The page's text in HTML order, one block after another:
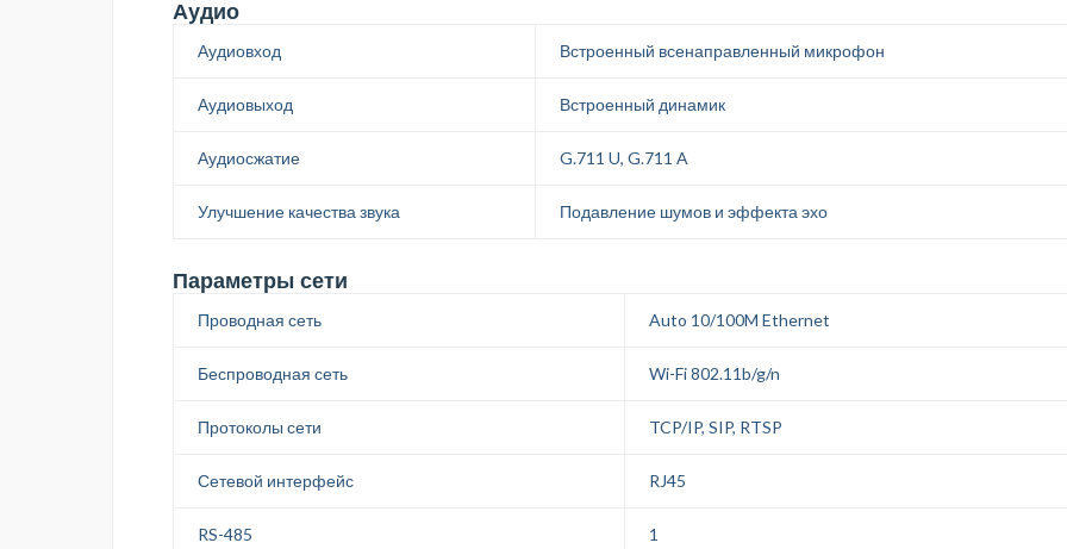
Аудио
Аудиовход Встроенный всенаправленный микрофон
Аудиовыход Встроенный динамик
Аудиосжатие G.711 U, G.711 A
Улучшение качества звука Подавление шумов и эффекта эхо
Параметры сети
Проводная сеть Auto 10/100M Ethernet
Беспроводная сеть Wi-Fi 802.11b/g/n
Протоколы сети TCP/IP, SIP, RTSP
Сетевой интерфейс RJ45
RS-485 1